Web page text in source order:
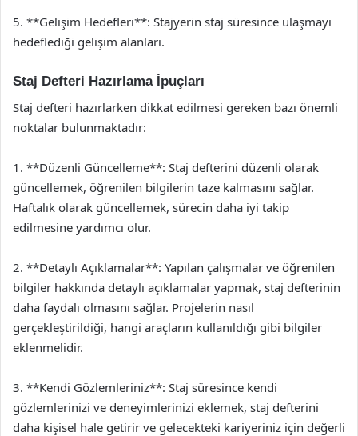
5. **Gelişim Hedefleri**: Stajyerin staj süresince ulaşmayı
hedeflediği gelişim alanları.
Staj Defteri Hazırlama İpuçları
Staj defteri hazırlarken dikkat edilmesi gereken bazı önemli
noktalar bulunmaktadır:
1. **Düzenli Güncelleme**: Staj defterini düzenli olarak
güncellemek, öğrenilen bilgilerin taze kalmasını sağlar.
Haftalık olarak güncellemek, sürecin daha iyi takip
edilmesine yardımcı olur.
2. **Detaylı Açıklamalar**: Yapılan çalışmalar ve öğrenilen
bilgiler hakkında detaylı açıklamalar yapmak, staj defterinin
daha faydalı olmasını sağlar. Projelerin nasıl
gerçekleştirildiği, hangi araçların kullanıldığı gibi bilgiler
eklenmelidir.
3. **Kendi Gözlemleriniz**: Staj süresince kendi
gözlemlerinizi ve deneyimlerinizi eklemek, staj defterini
daha kişisel hale getirir ve gelecekteki kariyeriniz için değerli